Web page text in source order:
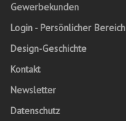
Gewerbekunden
Login - Persönlicher Bereich
Design-Geschichte
Kontakt
Newsletter
Datenschutz